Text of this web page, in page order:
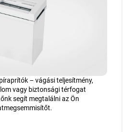
– vágási teljesítmény,
vagy biztonsági térfogat
segít megtalálni az Ön